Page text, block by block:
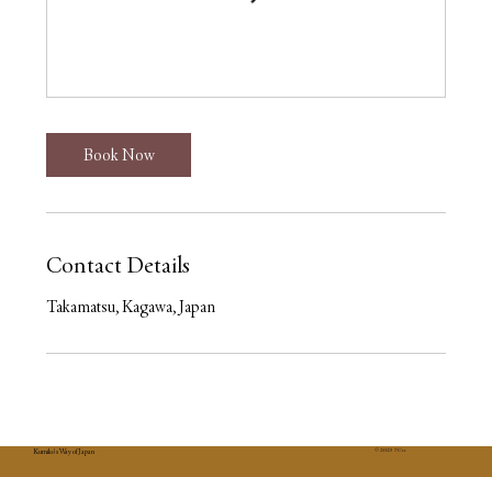
Book Now
Contact Details
Takamatsu, Kagawa, Japan
Kumiko's Way of Japan © 2025 7Co.